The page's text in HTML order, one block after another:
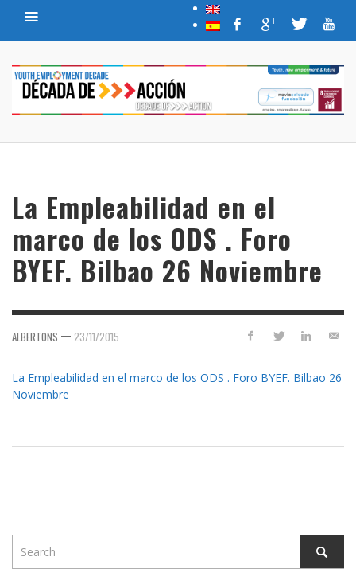
La Empleabilidad en el
marco de los ODS . Foro
BYEF. Bilbao 26 Noviembre
ALBERTONS — 23/11/2015
La Empleabilidad en el marco de los ODS . Foro BYEF. Bilbao 26
Noviembre